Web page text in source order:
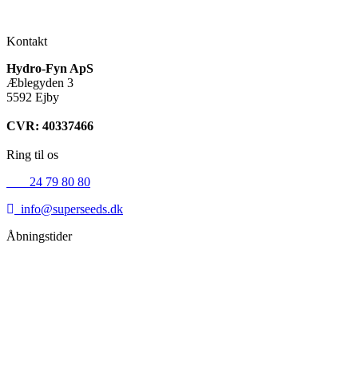
Kontakt
Hydro-Fyn ApS
Æblegyden 3
5592 Ejby
CVR: 40337466
Ring til os
24 79 80 80
info@superseeds.dk
Åbningstider